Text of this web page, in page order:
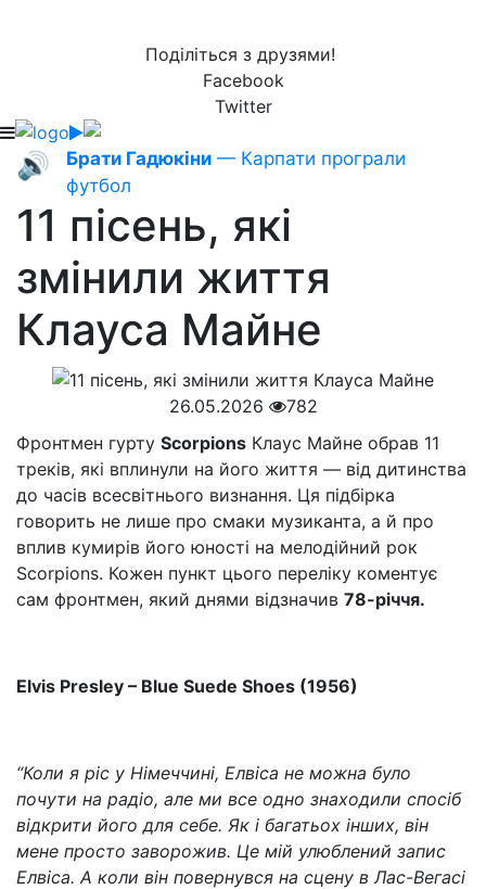
Поділіться з друзями!
Facebook
Twitter
🔊 Брати Гадюкіни — Карпати програли
футбол
11 пісень, які
змінили життя
Клауса Майне
26.05.2026
782
Фронтмен гурту Scorpions Клаус Майне обрав 11
треків, які вплинули на його життя — від дитинства
до часів всесвітнього визнання. Ця підбірка
говорить не лише про смаки музиканта, а й про
вплив кумирів його юності на мелодійний рок
Scorpions. Кожен пункт цього переліку коментує
сам фронтмен, який днями відзначив 78-річчя.
Elvis Presley – Blue Suede Shoes (1956)
“Коли я ріс у Німеччині, Елвіса не можна було
почути на радіо, але ми все одно знаходили спосіб
відкрити його для себе. Як і багатьох інших, він
мене просто заворожив. Це мій улюблений запис
Елвіса. А коли він повернувся на сцену в Лас-Вегасі